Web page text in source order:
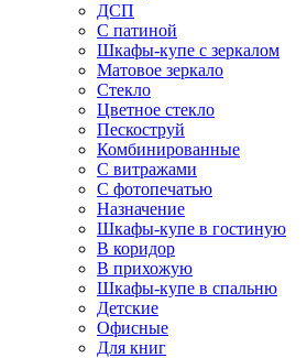
ДСП
С патиной
Шкафы-купе с зеркалом
Матовое зеркало
Стекло
Цветное стекло
Пескоструй
Комбинированные
С витражами
С фотопечатью
Назначение
Шкафы-купе в гостиную
В коридор
В прихожую
Шкафы-купе в спальню
Детские
Офисные
Для книг